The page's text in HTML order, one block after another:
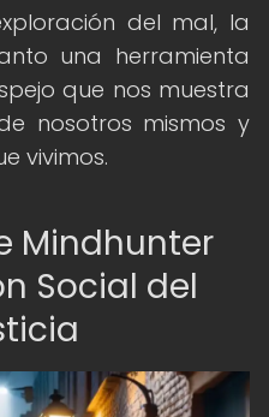
del mal, la
una herramienta
que nos muestra
nosotros mismos y
vivimos.
Mindhunter
Social del